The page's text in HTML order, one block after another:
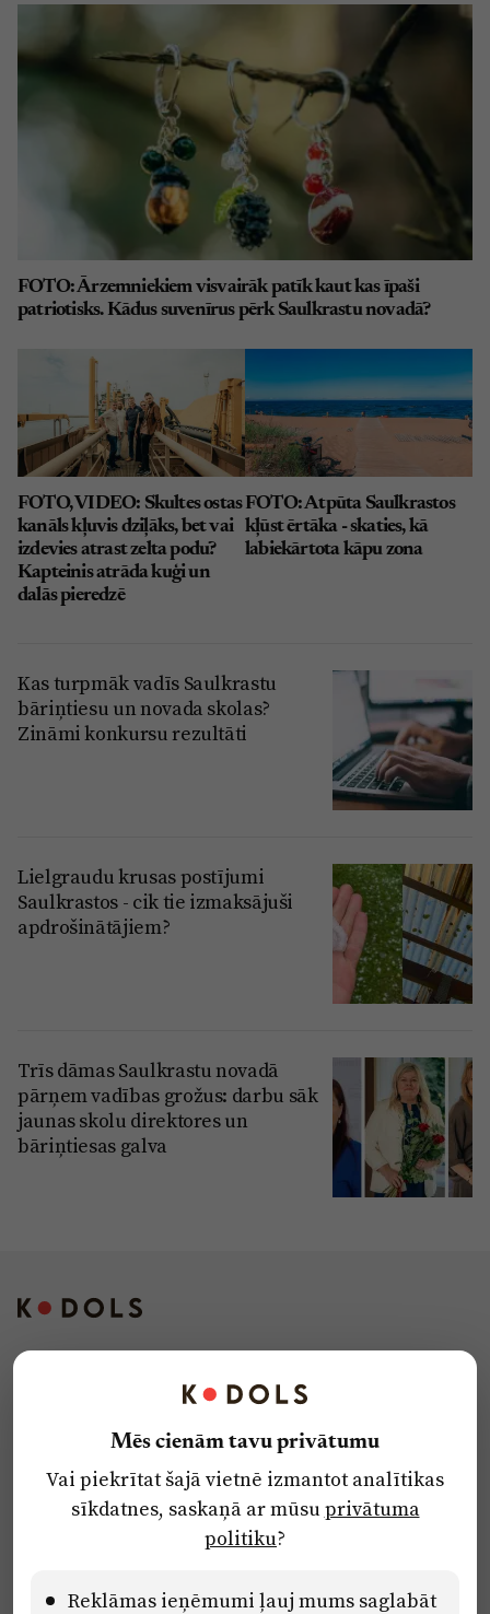
FOTO: Ārzemniekiem visvairāk patīk kaut kas īpaši
patriotisks. Kādus suvenīrus pērk Saulkrastu novadā?
FOTO, VIDEO: Skultes ostas
kanāls kļuvis dziļāks, bet vai
izdevies atrast zelta podu?
Kapteinis atrāda kuģi un
dalās pieredzē
FOTO: Atpūta Saulkrastos
kļūst ērtāka - skaties, kā
labiekārtota kāpu zona
Kas turpmāk vadīs Saulkrastu
bāriņtiesu un novada skolas?
Zināmi konkursu rezultāti
Lielgraudu krusas postījumi
Saulkrastos - cik tie izmaksājuši
apdrošinātājiem?
Trīs dāmas Saulkrastu novadā
pārņem vadības grožus: darbu sāk
jaunas skolu direktores un
bāriņtiesas galva
Privātuma politika
Ētikas kodekss
Pārredzamības paziņojumi
Mēs cienām tavu privātumu
Vai piekrītat šajā vietnē izmantot analītikas
sīkdatnes, saskaņā ar mūsuprivātuma
politiku?
Reklāmas ieņēmumi ļauj mums saglabāt